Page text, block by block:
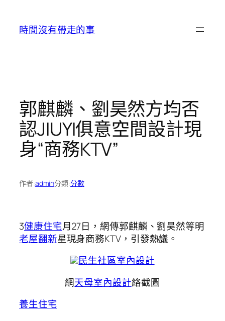
時間沒有帶走的事
郭麒麟、劉昊然方均否
認JIUYI俱意空間設計現
身“商務KTV”
作者:admin分類:分數
3健康住宅月27日，網傳郭麒麟、劉昊然等明
老屋翻新星現身商務KTV，引發熱議。
民生社區室內設計
網天母室內設計絡截圖
養生住宅